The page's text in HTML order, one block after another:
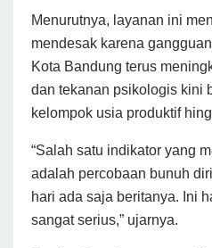
Menurutnya, layanan ini
mendesak karena
Kota Bandung terus
dan tekanan psikologis kini
kelompok usia produktif
“Salah satu indikator yang
adalah percobaan bunuh
hari ada saja beritanya. Ini
sangat serius,” ujarnya.